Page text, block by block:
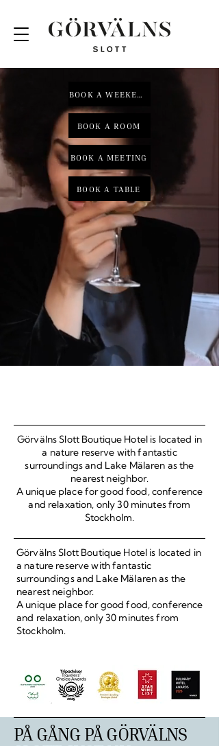
BOOK A WEEKEND
BOOK A ROOM
BOOK A MEETING
BOOK A TABLE
Görvälns Slott Boutique Hotel is located in
a nature reserve with fantastic
surroundings and Lake Mälaren as the
nearest neighbor.
A unique place for good food, conference
and relaxation, only 30 minutes from
Stockholm.
Görvälns Slott Boutique Hotel is located in
a nature reserve with fantastic
surroundings and Lake Mälaren as the
nearest neighbor.
A unique place for good food, conference
and relaxation, only 30 minutes from
Stockholm.
PÅ GÅNG PÅ GÖRVÄLNS